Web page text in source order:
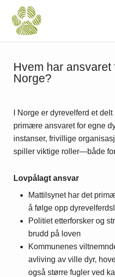
main
Hvem har
Norge?
I Norge er dyrevelferd et
primære ansvaret for egne
instanser, frivillige
spiller viktige roller—både
Lovpålagt ansvar
Mattilsynet har det
å følge opp
Politiet etterforsker og
brudd på loven
Kommunenes
avliving av ville dyr,
også større fugler ved